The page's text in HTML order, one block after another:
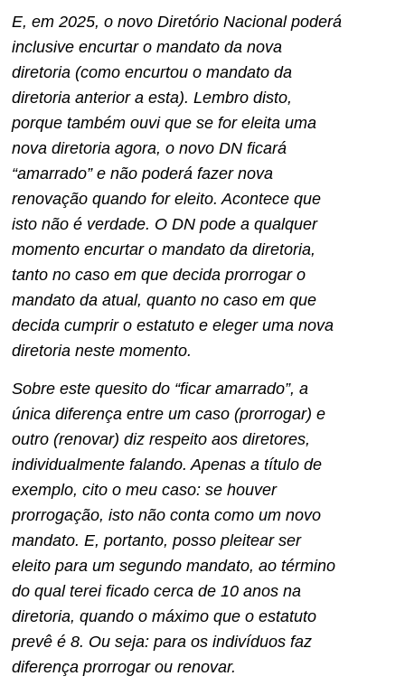
E, em 2025, o novo Diretório Nacional poderá
inclusive encurtar o mandato da nova
diretoria (como encurtou o mandato da
diretoria anterior a esta). Lembro disto,
porque também ouvi que se for eleita uma
nova diretoria agora, o novo DN ficará
“amarrado” e não poderá fazer nova
renovação quando for eleito. Acontece que
isto não é verdade. O DN pode a qualquer
momento encurtar o mandato da diretoria,
tanto no caso em que decida prorrogar o
mandato da atual, quanto no caso em que
decida cumprir o estatuto e eleger uma nova
diretoria neste momento.
Sobre este quesito do “ficar amarrado”, a
única diferença entre um caso (prorrogar) e
outro (renovar) diz respeito aos diretores,
individualmente falando. Apenas a título de
exemplo, cito o meu caso: se houver
prorrogação, isto não conta como um novo
mandato. E, portanto, posso pleitear ser
eleito para um segundo mandato, ao término
do qual terei ficado cerca de 10 anos na
diretoria, quando o máximo que o estatuto
prevê é 8. Ou seja: para os indivíduos faz
diferença prorrogar ou renovar.